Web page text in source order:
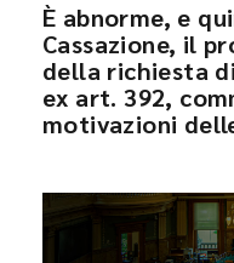
È abnorme, e
Cassazione, il
della richiesta
ex art. 392,
motivazioni